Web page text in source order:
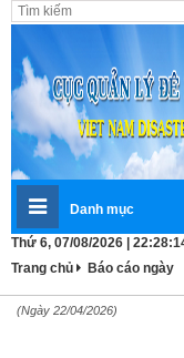
Danh mục
Thứ 6, 07/08/2026 |
Trang chủ
Báo cáo ngày
(Ngày 22/04/2026)